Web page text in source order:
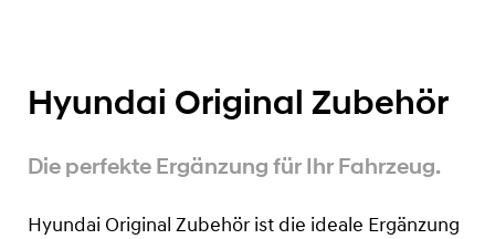
Hyundai Original Zubehör
Die perfekte Ergänzung für Ihr Fahrzeug.
Hyundai Original Zubehör ist die ideale Ergänzung